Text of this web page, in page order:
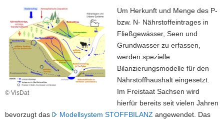
© VisDat
Um Herkunft und Menge des P-
bzw. N- Nährstoffeintrages in
Fließgewässer, Seen und
Grundwasser zu erfassen,
werden spezielle
Bilanzierungsmodelle für den
Nährstoffhaushalt eingesetzt.
Im Freistaat Sachsen wird
hierfür bereits seit vielen Jahren
bevorzugt das
Modellsystem STOFFBILANZ angewendet. Das